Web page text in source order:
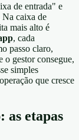
de entrada" e
Na caixa de
mais alto é
, cada
passo claro,
gestor consegue,
simples
que cresce
as etapas